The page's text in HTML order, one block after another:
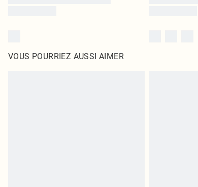
VOUS POURRIEZ AUSSI AIMER